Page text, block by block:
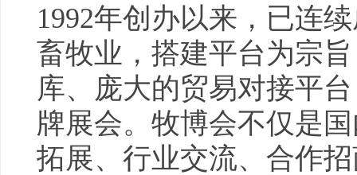
1992年创办以来，已连
畜牧业，搭建平台为宗
库、庞大的贸易对接平
牌展会。牧博会不仅是
拓展、行业交流、合作